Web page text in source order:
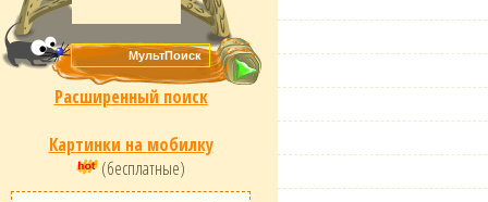
Расширенный поиск
Картинки на мобилку
(бесплатные)